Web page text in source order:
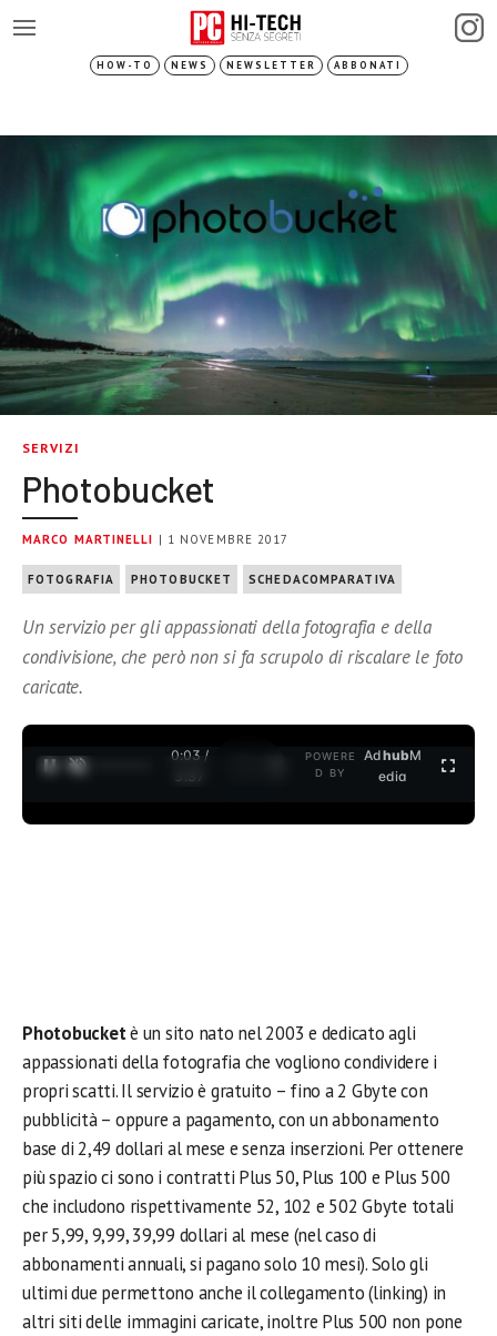
HOW-TO NEWS NEWSLETTER ABBONATI
SERVIZI
Photobucket
MARCO MARTINELLI | 1 NOVEMBRE 2017
FOTOGRAFIA PHOTOBUCKET SCHEDACOMPARATIVA
Un servizio per gli appassionati della fotografia e della
condivisione, che però non si fa scrupolo di riscalare le foto
caricate.
0:04 /
3:37
POWERE
D BY
AdhubM
edia
Photobucketè un sito nato nel 2003 e dedicato agli
appassionati della fotografia che vogliono condividere i
propri scatti. Il servizio è gratuito – fino a 2 Gbyte con
pubblicità – oppure a pagamento, con un abbonamento
base di 2,49 dollari al mese e senza inserzioni. Per ottenere
più spazio ci sono i contratti Plus 50, Plus 100 e Plus 500
che includono rispettivamente 52, 102 e 502 Gbyte totali
per 5,99, 9,99, 39,99 dollari al mese (nel caso di
abbonamenti annuali, si pagano solo 10 mesi). Solo gli
ultimi due permettono anche il collegamento (linking) in
altri siti delle immagini caricate, inoltre Plus 500 non pone